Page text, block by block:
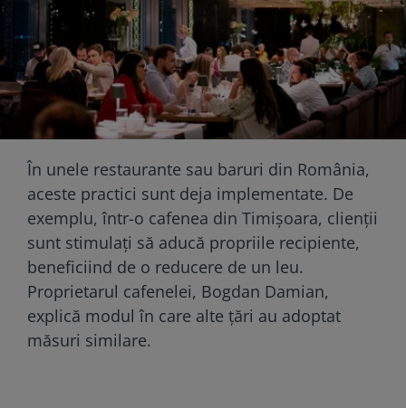
În unele restaurante sau baruri din România,
aceste practici sunt deja implementate. De
exemplu, într-o cafenea din Timișoara, clienții
sunt stimulați să aducă propriile recipiente,
beneficiind de o reducere de un leu.
Proprietarul cafenelei, Bogdan Damian,
explică modul în care alte țări au adoptat
măsuri similare.